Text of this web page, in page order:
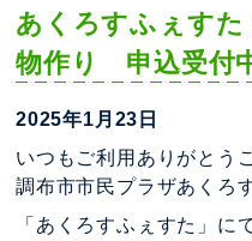
あくろすふぇす
物作り 申込受付
2025年1月23日
いつもご利用ありがとう
調布市市民プラザあくろ
「あくろすふぇすた」に